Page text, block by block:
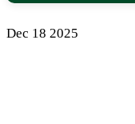
Dec 18 2025